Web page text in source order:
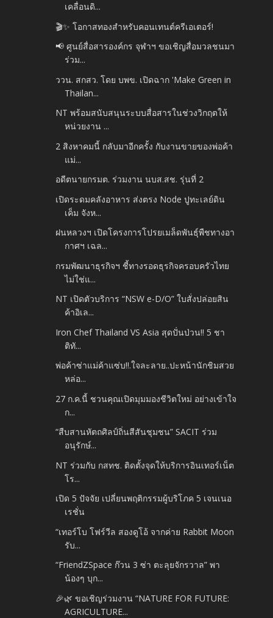
เคลื่อนดิ...
🎬✨ โอกาสทองสำหรับคอนเทนต์ครีเอเตอร์!
📢 ศูนย์สื่อสารองค์กร จุฬาฯ ขอเชิญสื่อมวลชนมา
ร่วม...
ววน. สกสว. โดย บพข. เปิดฉาก 'Make Green in
Thailan...
NT พร้อมสนับสนุนระบบสื่อสารในช่วงวิกฤตให้
หน่วยงาน ...
2 สิงหาคมนี้ กลับมาอีกครั้ง กับงานขายของพ่อค้า
แม่...
อดีตนายกรมต. ร่วมงาน นบส.สช. รุ่นที่ 2
เปิดระดมคลังอาหาร ส่งตรง Node ปูทะเลย์ดิน
เค็ม จังห...
ฝนหลวงฯ เปิดโครงการโปรยเมล็ดพันธุ์พืชทางอา
กาศฯ เฉล...
กรมพัฒนาธุรกิจฯ ชี้ทางรอดธุรกิจครอบครัวไทย
ไม่ใช่แ...
NT เปิดตัวบริการ “NSW e-D/O” ใบสั่งปล่อยสิน
ค้าอิเล...
Iron Chef Thailand VS Asia สุดปั่นป่วน!! 5 ชา
ติทั...
พ่อค้าซ่าแม่ค้าแซ่บ!!.ใจละลาย..ปะหน้านักชิมสวย
หล่อ...
27 ก.ค.นี้ ชวนคุณเปิดมุมมองชีวิตใหม่ อย่างเข้าใจ
ก...
“สืบสานหัตถศิลป์ถิ่นสีสันชุมชน” SACIT ร่วม
อนุรักษ์...
NT ร่วมกับ กสทช. ติดตั้งจุดให้บริการอินเทอร์เน็ต
โร...
เปิด 5 ปัจจัย เปลี่ยนพฤติกรรมผู้บริโภค 5 เจนเนอ
เรชั่น
“เทอร์โบ โฟร์วีล สองดูโอ้ จากค่าย Rabbit Moon
รับ...
“FriendZSpace ก๊วน 3 ซ่า ตะลุยจักรวาล” พา
น้องๆ บุก...
🎉🌿 ขอเชิญร่วมงาน “NATURE FOR FUTURE:
AGRICULTURE...